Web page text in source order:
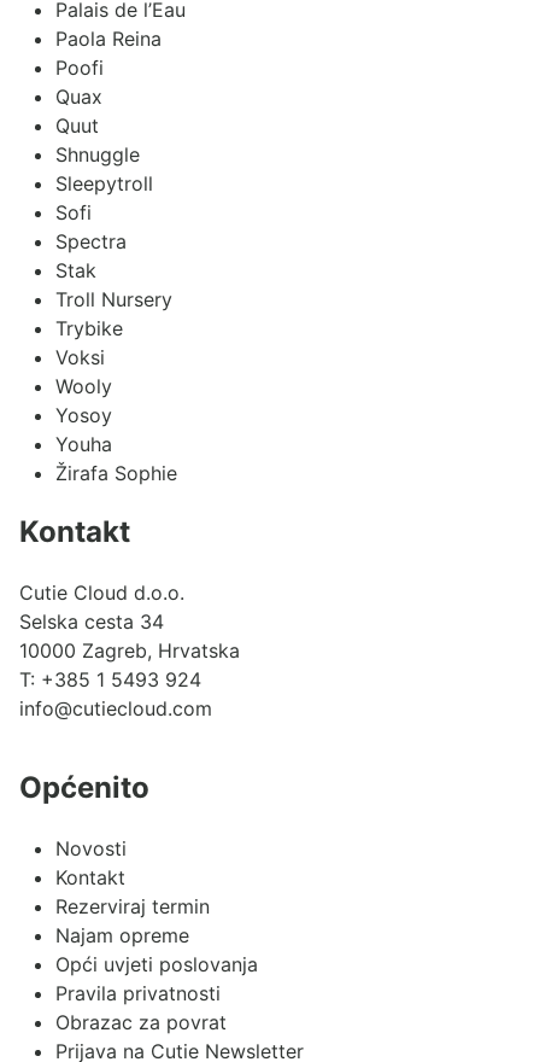
Palais de l’Eau
Paola Reina
Poofi
Quax
Quut
Shnuggle
Sleepytroll
Sofi
Spectra
Stak
Troll Nursery
Trybike
Voksi
Wooly
Yosoy
Youha
Žirafa Sophie
Kontakt
Cutie Cloud d.o.o.
Selska cesta 34
10000 Zagreb, Hrvatska
T: +385 1 5493 924
info@cutiecloud.com
Općenito
Novosti
Kontakt
Rezerviraj termin
Najam opreme
Opći uvjeti poslovanja
Pravila privatnosti
Obrazac za povrat
Prijava na Cutie Newsletter